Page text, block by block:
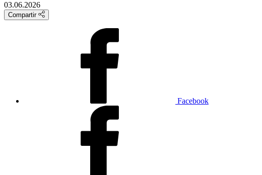
03.06.2026
Compartir
Facebook